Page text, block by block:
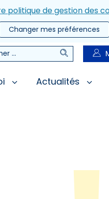
politique de gestion des
Changer mes préférences
Actualités